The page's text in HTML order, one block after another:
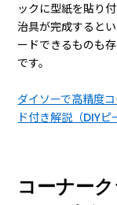
ックに型紙を貼り
治具が完成すると
ードできるものも
です。
ダイソーで高精度
ド付き解説（DIYピ
コーナー